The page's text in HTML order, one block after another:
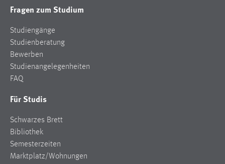
Fragen zum Studium
Studiengänge
Studienberatung
Bewerben
Studienangelegenheiten
FAQ
Für Studis
Schwarzes Brett
Bibliothek
Semesterzeiten
Marktplatz/Wohnungen